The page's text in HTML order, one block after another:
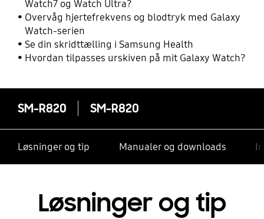
Watch7 og Watch Ultra?
Overvåg hjertefrekvens og blodtryk med Galaxy
Watch-serien
Se din skridttælling i Samsung Health
Hvordan tilpasses urskiven på mit Galaxy Watch?
SM-R820 SM-R820
Løsninger og tip Manualer og downloads
Løsninger og tip